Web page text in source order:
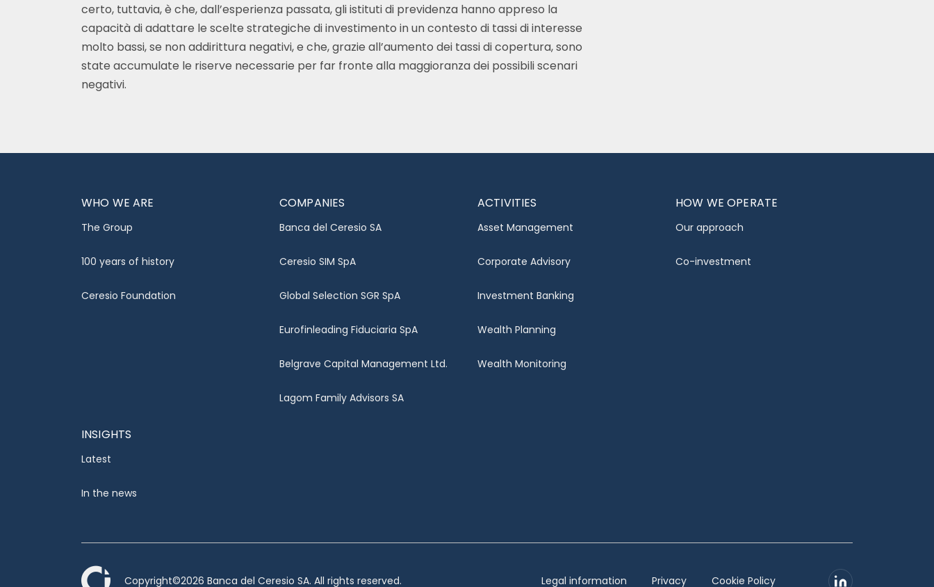
certo, tuttavia, è che, dall’esperienza passata, gli istituti di previdenza hanno appreso la
capacità di adattare le scelte strategiche di investimento in un contesto di tassi di interesse
molto bassi, se non addirittura negativi, e che, grazie all’aumento dei tassi di copertura, sono
state accumulate le riserve necessarie per far fronte alla maggioranza dei possibili scenari
negativi.
WHO WE ARE
The Group
100 years of history
Ceresio Foundation
COMPANIES
Banca del Ceresio SA
Ceresio SIM SpA
Global Selection SGR SpA
Eurofinleading Fiduciaria SpA
Belgrave Capital Management Ltd.
Lagom Family Advisors SA
ACTIVITIES
Asset Management
Corporate Advisory
Investment Banking
Wealth Planning
Wealth Monitoring
HOW WE OPERATE
Our approach
Co-investment
INSIGHTS
Latest
In the news
Copyright©2026 Banca del Ceresio SA. All rights reserved. Legal information Privacy Cookie Policy